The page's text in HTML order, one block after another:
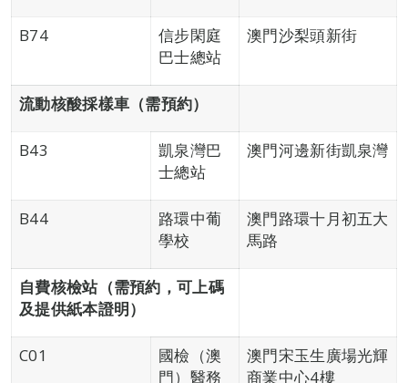
B74
信步閑庭
巴士總站
澳門沙梨頭新街
流動核酸採樣車（需預約）
B43
凱泉灣巴
士總站
澳門河邊新街凱泉灣
B44
路環中葡
學校
澳門路環十月初五大
馬路
自費核檢站（需預約，可上碼
及提供紙本證明）
C01
國檢（澳
門）醫務
澳門宋玉生廣場光輝
商業中心4樓